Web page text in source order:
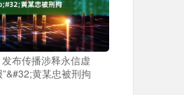
布传播涉释永信虚
黄某忠被刑拘